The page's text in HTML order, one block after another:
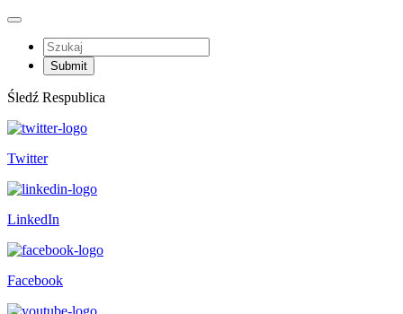
Śledź Respublica
Twitter
LinkedIn
Facebook